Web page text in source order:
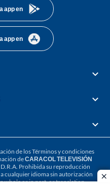
app en
app en
de losTérminos y condiciones
deCARACOL TELEVISIÓN
Prohibida su reproducción
cualquier idioma sin autorización
whole or in part, or translation